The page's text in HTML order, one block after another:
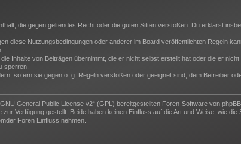
die gegen geltendes Recht oder die guten Sitten verstoßen. Du erklärst
diese Nutzungsbedingungen oder anderer im Board veröffentlichten Regeln
Inhalte von Beiträgen übernimmt, die er nicht selbst erstellt hat oder die er
sperren.
sofern sie gegen o. g. Regeln verstoßen oder geeignet sind, dem Betreiber
GNU General Public License v2“ (GPL) bereitgestellten Foren-Software von
Verfügung gestellt. Beide haben keinen Einfluss auf die Art und Weise, wie
Foren Einfluss nehmen.